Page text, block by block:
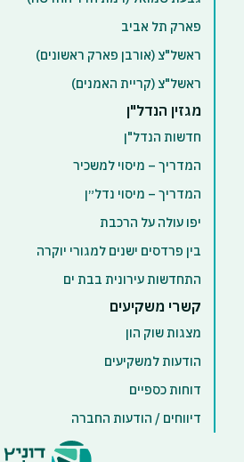
פארק תל אביב
ראשל"צ (אורבן פארק ראשונים)
ראשל"צ (קריית האמנים)
מגזין הנדל"ן
חדשות הנדל"ן
המדריך – מיסוי למשכיר
המדריך – מיסוי נדל״ן
יפו עולה על הרכבת
בין פרדסים ישנים למגורי יוקרה
התחדשות עירונית בבת ים
קשרי משקיעים
מצגות שוק הון
הודעות למשקיעים
דוחות כספיים
דיווחים / הודעות החברה